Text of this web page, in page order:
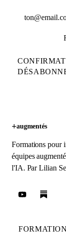
+augmentés
Formations pour
équipes
l'IA. ParLilian